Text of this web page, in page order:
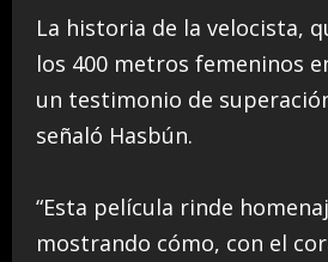
La historia de la velocista,
los 400 metros femeninos
un testimonio de
señaló Hasbún.
“Esta película rinde
mostrando cómo, con el